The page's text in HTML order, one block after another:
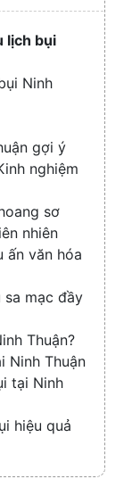
lịch bụi
Ninh
gợi ý
nghiệm
sơ
nhiên
ấn văn hóa
mạc đầy
Thuận?
Ninh Thuận
tại Ninh
hiệu quả